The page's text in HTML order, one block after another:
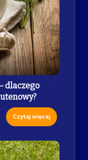
dlaczego
Czytaj więcej